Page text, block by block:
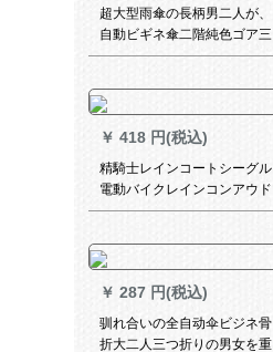
超大型雨傘の長柄男二人が、
自動ビギネ傘二階純色ゴア三
人晴雨両用女性用傘カステラ
（外黒内黒）超大型ペ130 cm
2-3人が使います。
￥ 418 円(税込)
精騎士レインコートシーグル
電動バイクレインコンアウド
アレンカートセト大人男女ラ
￥ 287 円(税込)
驯れ合いの全自动伞ビジネ骨
折大二人三つ折りの男女を重